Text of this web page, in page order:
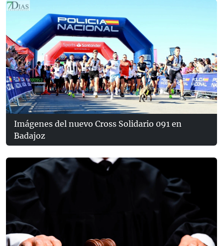
Imágenes del nuevo Cross Solidario 091 en
Badajoz